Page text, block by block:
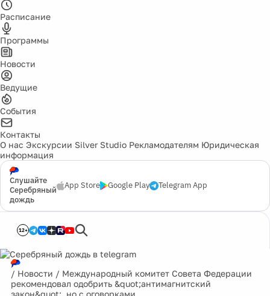
Расписание
Программы
Новости
Ведущие
События
Контакты
О нас Экскурсии Silver Studio Рекламодателям Юридическая
информация
Слушайте
Серебряный
дождь
App Store Google Play Telegram App
12+
/ Новости / Международный комитет Совета Федерации
рекомендовал одобрить &quot;антимагнитский
закон&quot;, но с оговорками